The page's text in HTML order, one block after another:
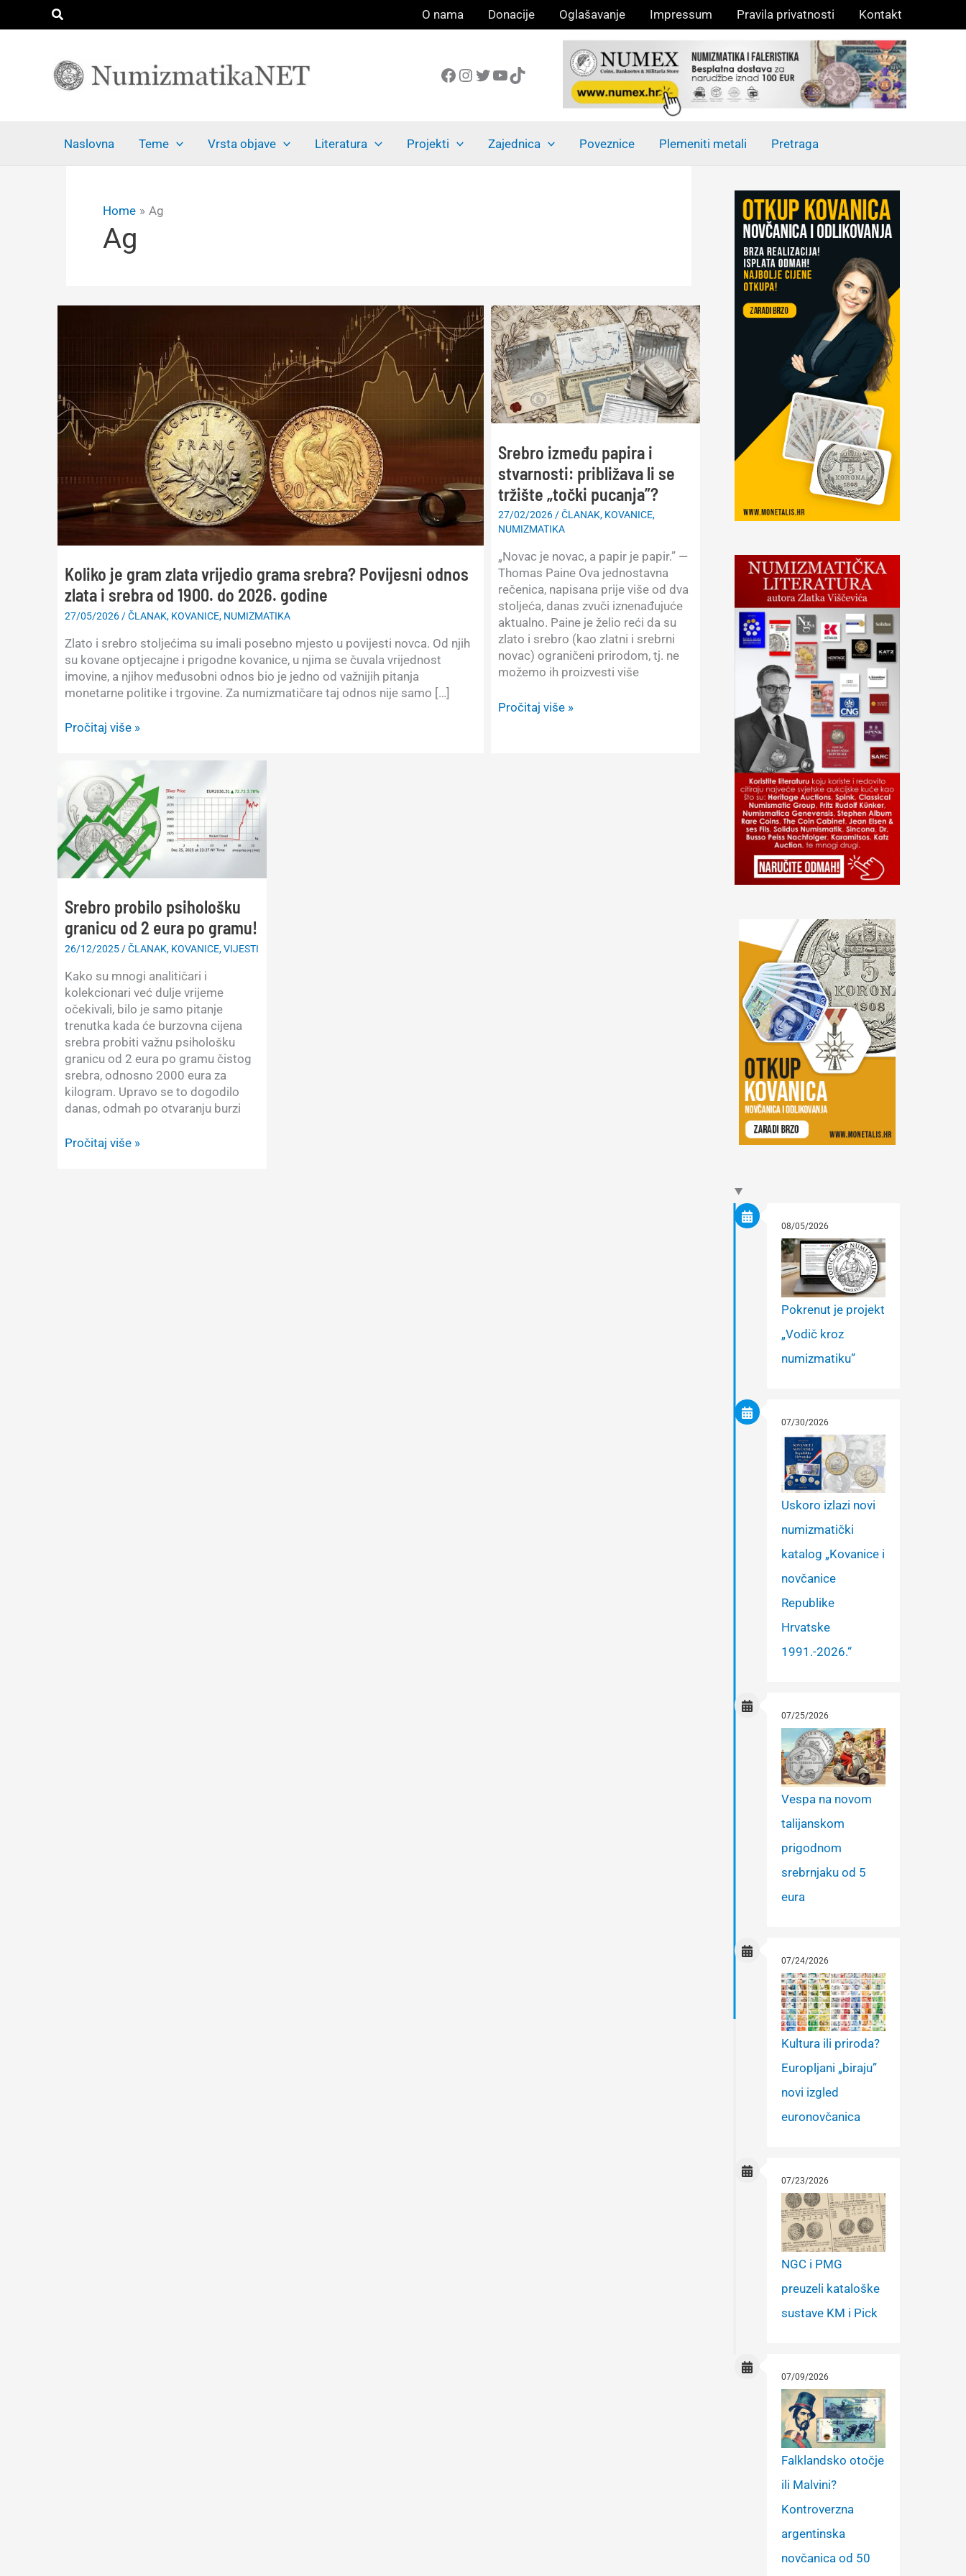
Search O nama Donacije Oglašavanje Impressum Pravila privatnosti Kontakt
Facebook
Instagram
Twitter
YouTube
TikTok
Naslovna Teme Vrsta objave Literatura Projekti Zajednica Poveznice Plemeniti metali Pretraga
Home Ag
Ag
Koliko je gram zlata vrijedio grama srebra? Povijesni odnos
zlata i srebra od 1900. do 2026. godine
27/05/2026 /ČLANAK, KOVANICE, NUMIZMATIKA
Zlato i srebro stoljećima su imali posebno mjesto u povijesti novca. Od njih
su kovane optjecajne i prigodne kovanice, u njima se čuvala vrijednost
imovine, a njihov međusobni odnos bio je jedno od važnijih pitanja
monetarne politike i trgovine. Za numizmatičare taj odnos nije samo […]
Koliko
zlata
vrijedio
grama
srebra?
Povijesni
odnos
zlata
srebra
od
1900.
2026.
godine
Pročitaj više »
Srebro između papira i
stvarnosti: približava li se
tržište „točki pucanja”?
27/02/2026/ČLANAK, KOVANICE,
NUMIZMATIKA
„Novac je novac, a papir je papir.” —
Thomas Paine Ova jednostavna
rečenica, napisana prije više od dva
stoljeća, danas zvuči iznenađujuće
aktualno. Paine je želio reći da su
zlato i srebro (kao zlatni i srebrni
novac) ograničeni prirodom, tj. ne
možemo ih proizvesti više
Srebro
Pročitaj više »
Srebro probilo psihološku
granicu od 2 eura po gramu!
26/12/2025 /ČLANAK, KOVANICE,VIJESTI
Kako su mnogi analitičari i
kolekcionari već dulje vrijeme
očekivali, bilo je samo pitanje
trenutka kada će burzovna cijena
srebra probiti važnu psihološku
granicu od 2 eura po gramu čistog
srebra, odnosno 2000 eura za
kilogram. Upravo se to dogodilo
danas, odmah po otvaranju burzi
Srebro
Pročitaj više »
08/05/2026
Pokrenut je projekt
„Vodič kroz
numizmatiku”
07/30/2026
Uskoro izlazi novi
numizmatički
katalog „Kovanice i
novčanice
Republike
Hrvatske
1991.-2026.“
07/25/2026
Vespa na novom
talijanskom
prigodnom
srebrnjaku od 5
eura
07/24/2026
Kultura ili priroda?
Europljani „biraju”
novi izgled
euronovčanica
07/23/2026
NGC i PMG
preuzeli kataloške
sustave KM i Pick
07/09/2026
Falklandsko otočje
ili Malvini?
Kontroverzna
argentinska
novčanica od 50